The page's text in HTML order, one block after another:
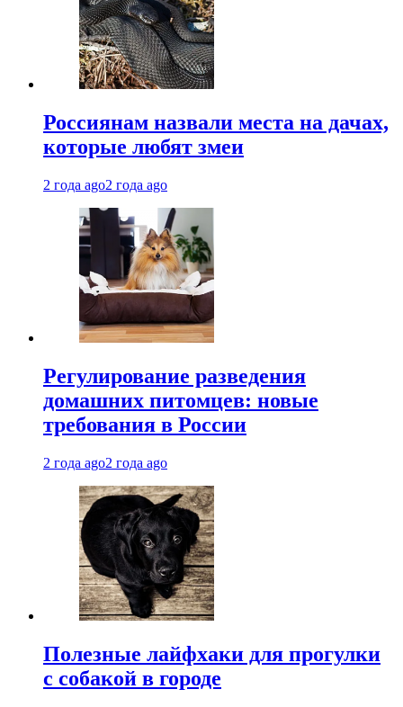
Россиянам назвали места на дачах,
которые любят змеи
2 года ago2 года ago
Регулирование разведения
домашних питомцев: новые
требования в России
2 года ago2 года ago
Полезные лайфхаки для прогулки
с собакой в городе